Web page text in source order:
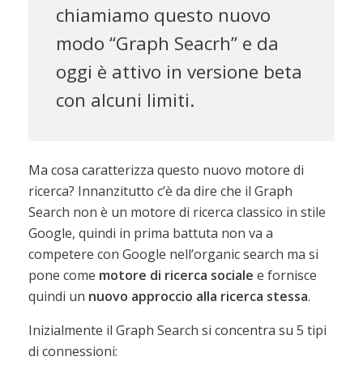
chiamiamo questo nuovo
modo “Graph Seacrh” e da
oggi è attivo in versione beta
con alcuni limiti.
Ma cosa caratterizza questo nuovo motore di
ricerca? Innanzitutto c’è da dire che il Graph
Search non è un motore di ricerca classico in stile
Google, quindi in prima battuta non va a
competere con Google nell’organic search ma si
pone come motore di ricerca sociale e fornisce
quindi un nuovo approccio alla ricerca stessa.
Inizialmente il Graph Search si concentra su 5 tipi
di connessioni: